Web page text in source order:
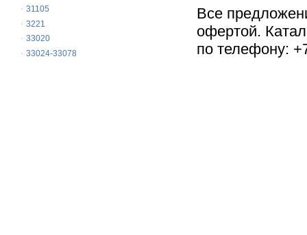
31105
3221
33020
33024-33078
Все
офертой.
по телефону: